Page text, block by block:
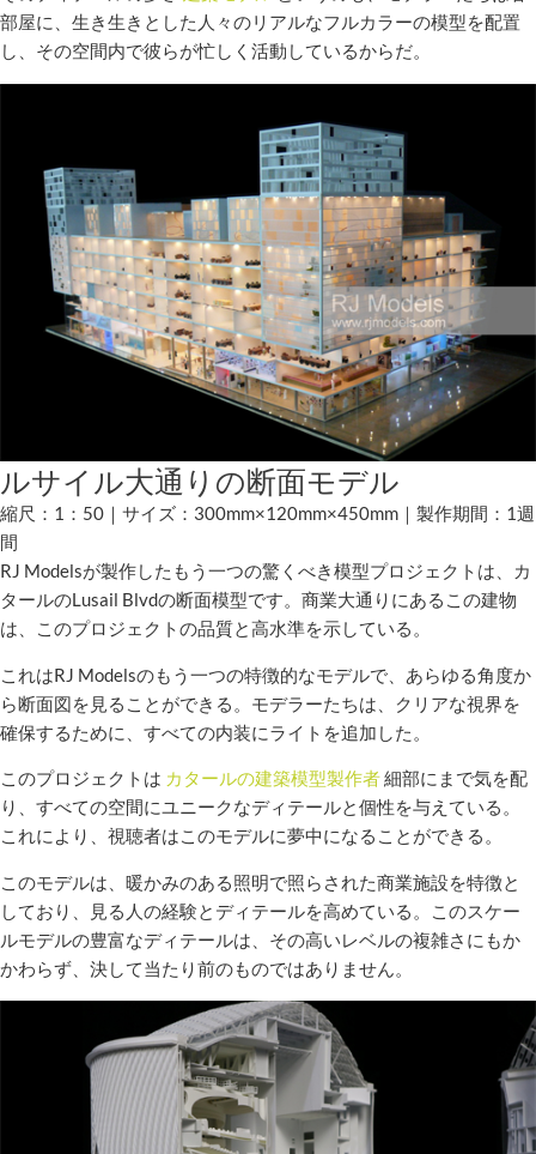
部屋に、生き生きとした人々のリアルなフルカラーの模型を配置
し、その空間内で彼らが忙しく活動しているからだ。
ルサイル大通りの断面モデル
縮尺：1：50｜サイズ：300mm×120mm×450mm｜製作期間：1週
間
RJ Modelsが製作したもう一つの驚くべき模型プロジェクトは、カ
タールのLusail Blvdの断面模型です。商業大通りにあるこの建物
は、このプロジェクトの品質と高水準を示している。
これはRJ Modelsのもう一つの特徴的なモデルで、あらゆる角度か
ら断面図を見ることができる。モデラーたちは、クリアな視界を
確保するために、すべての内装にライトを追加した。
このプロジェクトは カタールの建築模型製作者細部にまで気を配
り、すべての空間にユニークなディテールと個性を与えている。
これにより、視聴者はこのモデルに夢中になることができる。
このモデルは、暖かみのある照明で照らされた商業施設を特徴と
しており、見る人の経験とディテールを高めている。このスケー
ルモデルの豊富なディテールは、その高いレベルの複雑さにもか
かわらず、決して当たり前のものではありません。